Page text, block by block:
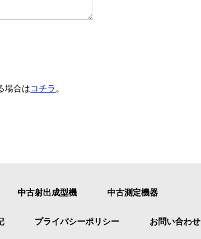
場合はコチラ 。
中古射出成型機 中古測定機器
プライバシーポリシー お問い合わせ